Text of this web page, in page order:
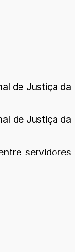
de Justiça da
de Justiça da
servidores